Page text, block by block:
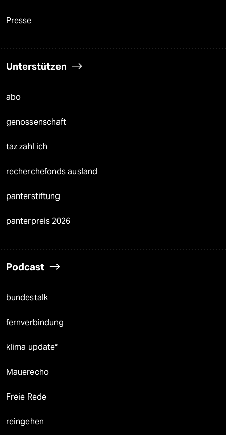
Presse
Unterstützen
abo
genossenschaft
taz zahl ich
recherchefonds ausland
panterstiftung
panterpreis 2026
Podcast
bundestalk
fernverbindung
klima update°
Mauerecho
Freie Rede
reingehen